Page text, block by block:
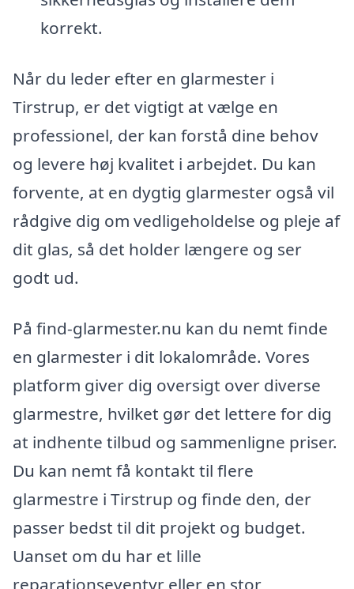
korrekt.
Når du leder efter en glarmester i
Tirstrup, er det vigtigt at vælge en
professionel, der kan forstå dine behov
og levere høj kvalitet i arbejdet. Du kan
forvente, at en dygtig glarmester også vil
rådgive dig om vedligeholdelse og pleje af
dit glas, så det holder længere og ser
godt ud.
På find-glarmester.nu kan du nemt finde
en glarmester i dit lokalområde. Vores
platform giver dig oversigt over diverse
glarmestre, hvilket gør det lettere for dig
at indhente tilbud og sammenligne priser.
Du kan nemt få kontakt til flere
glarmestre i Tirstrup og finde den, der
passer bedst til dit projekt og budget.
Uanset om du har et lille
reparationseventyr eller en stor